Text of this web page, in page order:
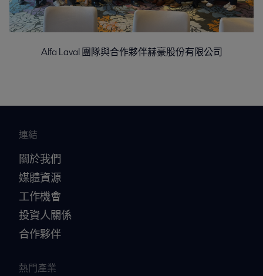
Alfa Laval 團隊與合作夥伴赫豪股份有限公司
連結
關於我們
媒體資源
工作機會
投資人關係
合作夥伴
熱門產業